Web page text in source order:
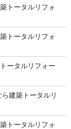
トータルリフォ
トータルリフォ
ータルリフォー
建築トータルリ
トータルリフォ